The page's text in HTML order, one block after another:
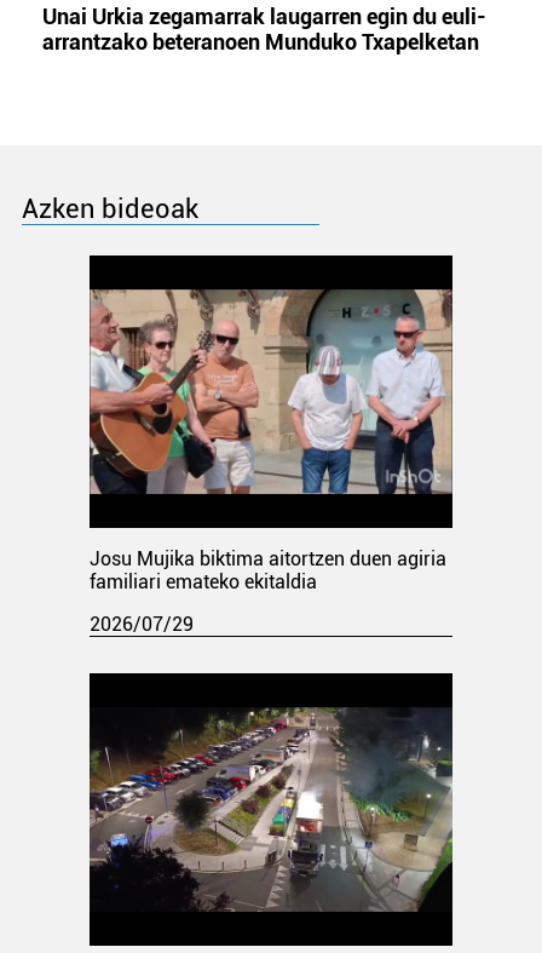
Unai Urkia zegamarrak laugarren egin du euli-
arrantzako beteranoen Munduko Txapelketan
Azken bideoak
Josu Mujika biktima aitortzen duen agiria
familiari emateko ekitaldia
2026/07/29